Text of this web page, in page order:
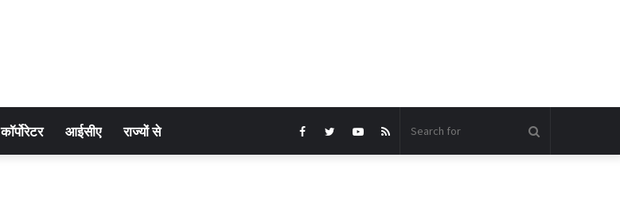
कॉर्पोरेटर आईसीए राज्यों से RSS
YouTube
Twitter
Facebook